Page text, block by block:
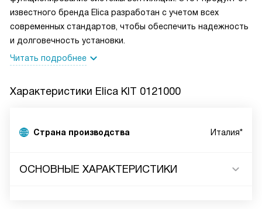
известного бренда Elica разработан с учетом всех
современных стандартов, чтобы обеспечить надежность
и долговечность установки.
Читать подробнее
Характеристики Elica KIT 0121000
Страна производства Италия*
ОСНОВНЫЕ ХАРАКТЕРИСТИКИ